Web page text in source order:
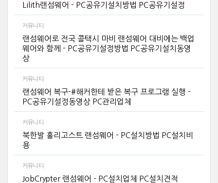
Lilith랜섬웨어 - PC공유기설치방법 PC공유기설정
커뮤니티
랜섬웨어로 전국 콜택시 마비 랜섬웨어 대비에는 백업
웨어와 함께 - PC공유기설정방법 PC공유기설치동영
상
커뮤니티
랜섬웨어 복구-#해커한테 받은 복구 프로그램 실행 -
PC공유기설정동영상 PC관리업체
커뮤니티
북한발 홀리고스트 랜섬웨어 - PC설치방법 PC설치비
용
커뮤니티
JobCrypter 랜섬웨어 - PC설치업체 PC설치견적